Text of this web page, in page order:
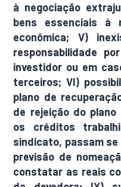
à negociação
bens essenciais à
econômica; V)
responsabilidade
investidor ou em
terceiros; VI)
plano de
de rejeição do plano
os créditos
sindicato, passam
previsão de
constatar as reais